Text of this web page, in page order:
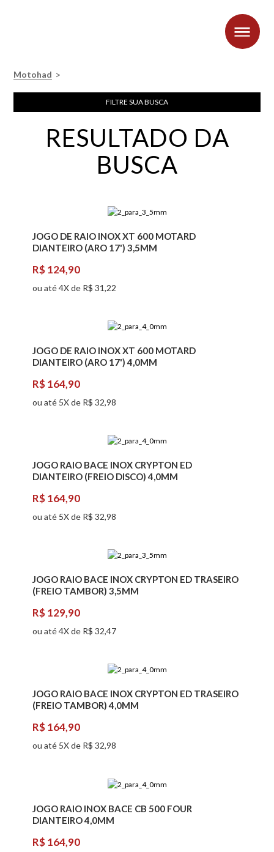
Motohad >
FILTRE SUA BUSCA
RESULTADO DA
BUSCA
JOGO DE RAIO INOX XT 600 MOTARD
DIANTEIRO (ARO 17') 3,5MM
R$ 124,90
ou até 4X de R$ 31,22
JOGO DE RAIO INOX XT 600 MOTARD
DIANTEIRO (ARO 17') 4,0MM
R$ 164,90
ou até 5X de R$ 32,98
JOGO RAIO BACE INOX CRYPTON ED
DIANTEIRO (FREIO DISCO) 4,0MM
R$ 164,90
ou até 5X de R$ 32,98
JOGO RAIO BACE INOX CRYPTON ED TRASEIRO
(FREIO TAMBOR) 3,5MM
R$ 129,90
ou até 4X de R$ 32,47
JOGO RAIO BACE INOX CRYPTON ED TRASEIRO
(FREIO TAMBOR) 4,0MM
R$ 164,90
ou até 5X de R$ 32,98
JOGO RAIO INOX BACE CB 500 FOUR
DIANTEIRO 4,0MM
R$ 164,90